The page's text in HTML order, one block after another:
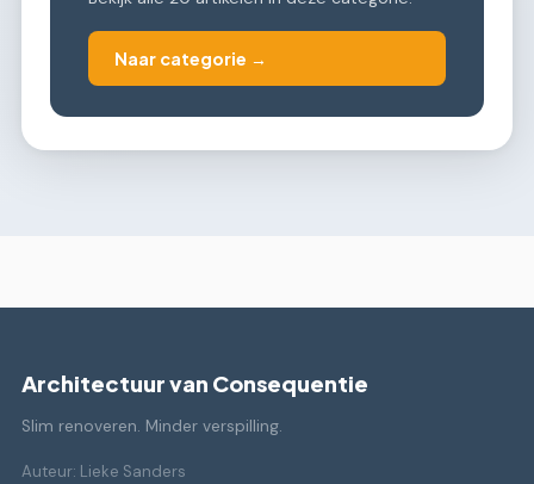
Naar categorie →
Architectuur van Consequentie
Slim renoveren. Minder verspilling.
Auteur: Lieke Sanders